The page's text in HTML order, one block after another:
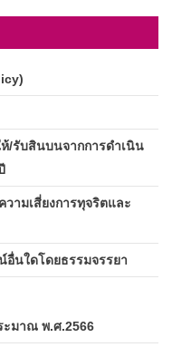
ห้/รับสินบนจากการดำเนิน
วามเสี่ยงการทุจริตและ
อื่นใดโดยธรรมจรรยา
ะมาณ พ.ศ.2566